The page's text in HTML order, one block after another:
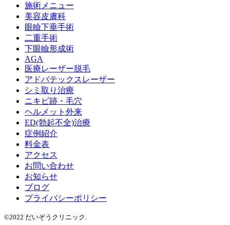
施術メニュー
美容皮膚科
眼瞼下垂手術
二重手術
下眼瞼形成術
AGA
医療レーザー脱毛
アドバテックスレーザー
シミ取り治療
ニキビ跡・毛穴
ヘルメット外来
ED(勃起不全)治療
症例紹介
料金表
アクセス
お問い合わせ
お知らせ
ブログ
プライバシーポリシー
©2022 だいぞうクリニック.